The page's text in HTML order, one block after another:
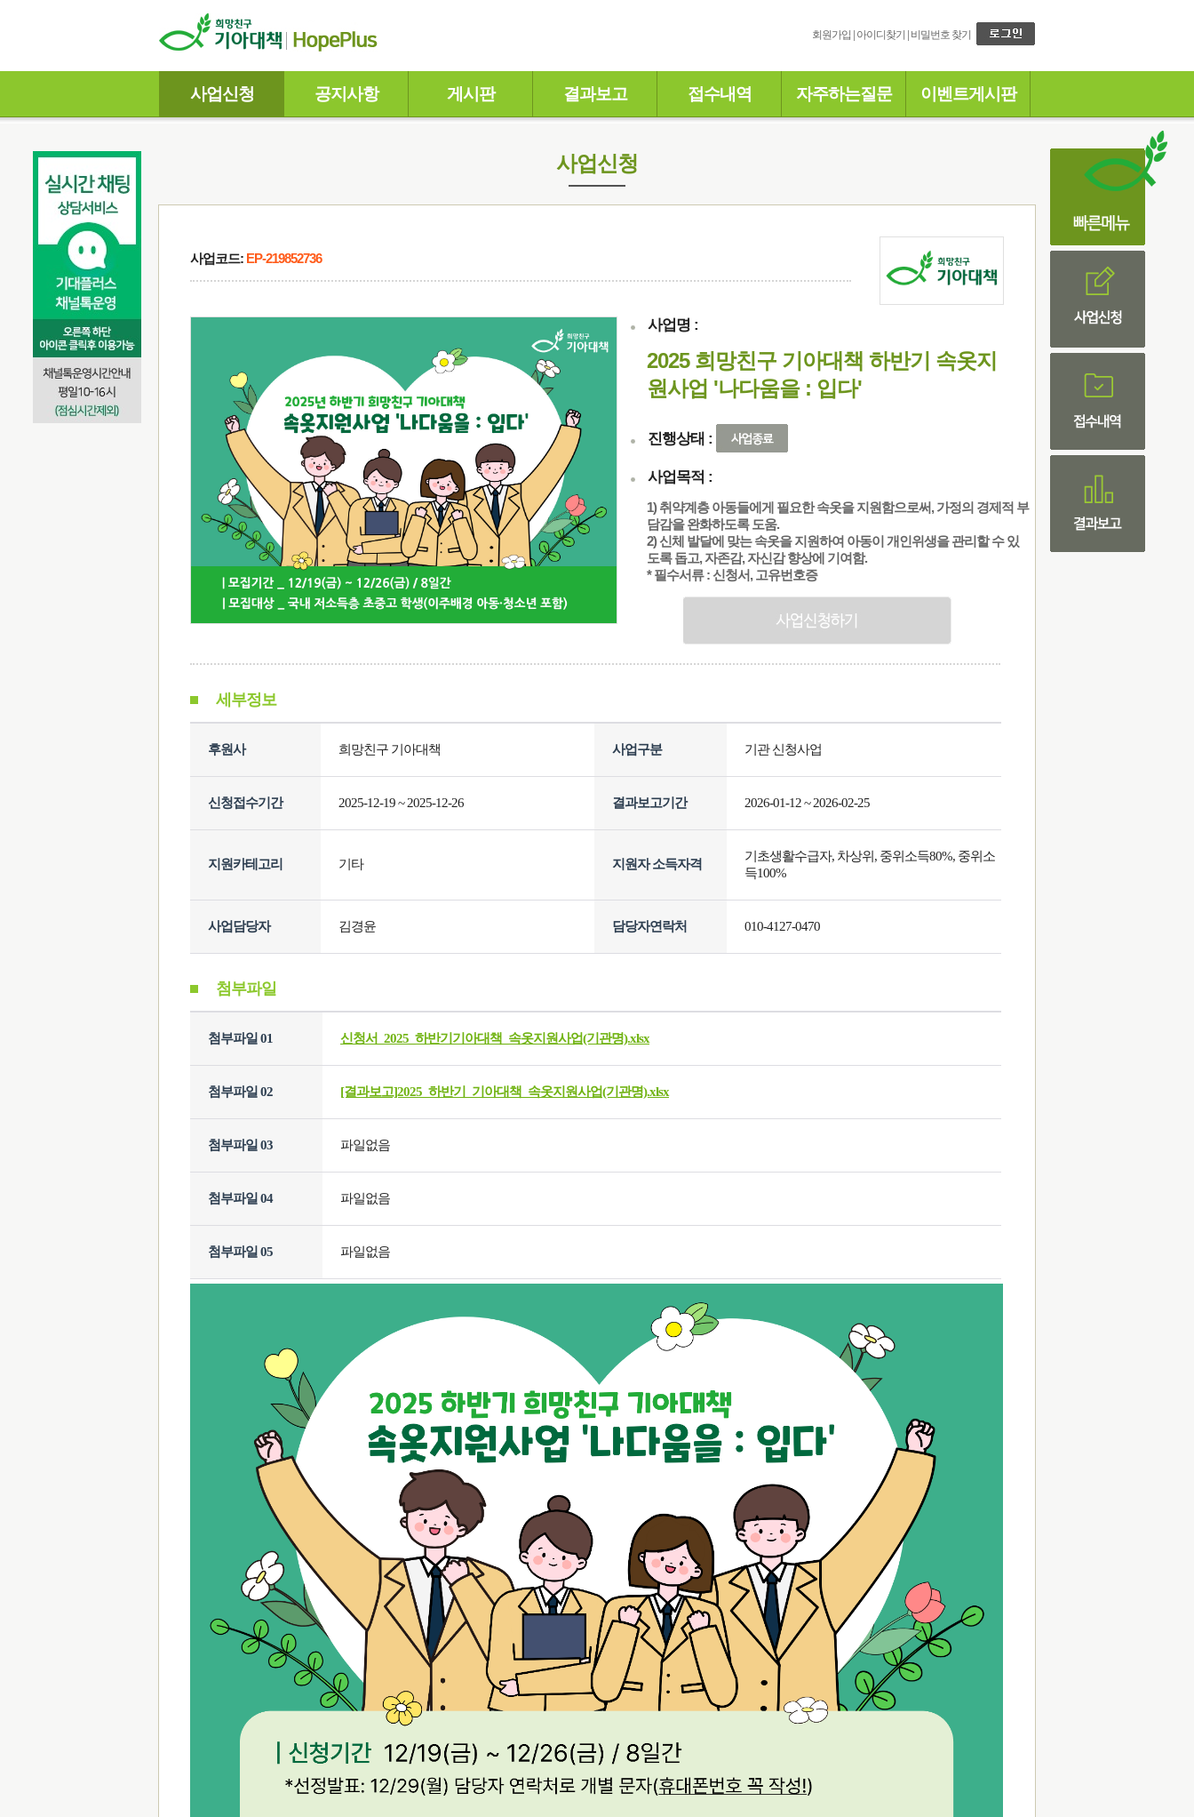
회원가입 아이디찾기 비밀번호 찾기
사업신청 공지사항 게시판 결과보고 접수내역 자주하는질문 이벤트게시판
사업신청
사업코드: EP-219852736
사업명 :
2025 희망친구 기아대책 하반기 속옷지
원사업 '나다움을 : 입다'
진행상태 :
사업목적 :
1) 취약계층 아동들에게 필요한 속옷을 지원함으로써, 가정의 경제적 부
담감을 완화하도록 도움.
2) 신체 발달에 맞는 속옷을 지원하여 아동이 개인위생을 관리할 수 있
도록 돕고, 자존감, 자신감 향상에 기여함.
* 필수서류 : 신청서, 고유번호증
세부정보
후원사 희망친구 기아대책 사업구분 기관 신청사업
신청접수기간 2025-12-19 ~ 2025-12-26 결과보고기간 2026-01-12 ~ 2026-02-25
지원카테고리 기타 지원자 소득자격
기초생활수급자, 차상위, 중위소득80%, 중위소
득100%
사업담당자 김경윤 담당자연락처 010-4127-0470
첨부파일
첨부파일 01 신청서_2025_하반기기아대책_속옷지원사업(기관명).xlsx
첨부파일 02 [결과보고]2025_하반기_기아대책_속옷지원사업(기관명).xlsx
첨부파일 03 파일없음
첨부파일 04 파일없음
첨부파일 05 파일없음